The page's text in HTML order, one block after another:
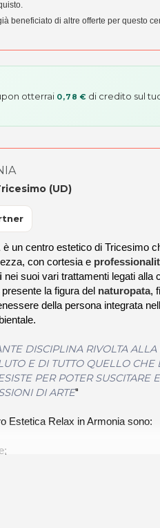
beneficiato di altre offerte per questo
otterrai 0,78 € di credito sul
(UD)
è un centro estetico di Tricesimo
con cortesia e
nei suoi vari trattamenti legati alla
la figura del naturopata,
della persona integrata
DISCIPLINA RIVOLTA
E DI TUTTO QUELLO CHE
PER POTER SUSCITARE
DI ARTE"
Estetica Relax in Armonia sono: